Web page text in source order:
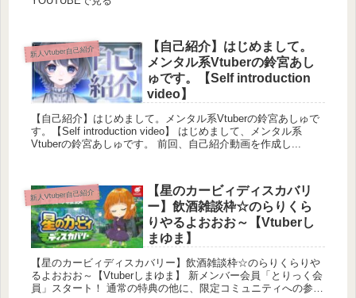
新人Vtuber自己紹介
【自己紹介】はじめまして。
メンタル系Vtuberの鈴宮あし
ゅです。【Self introduction
video】
【自己紹介】はじめまして。メンタル系Vtuberの鈴宮あしゅで
す。【Self introduction video】 はじめまして、メンタル系
Vtuberの鈴宮あしゅです。 前回、自己紹介動画を作成し...
新人Vtuber自己紹介
【星のカービィディスカバリ
ー】飲酒雑談枠☆のらりくら
りやるよおおお～【Vtuberし
まゆま】
【星のカービィディスカバリー】飲酒雑談枠☆のらりくらりや
るよおおお～【Vtuberしまゆま】 新メンバー会員「とりっく会
員」スタート！ 通常の特典の他に、限定コミュニティへの参加